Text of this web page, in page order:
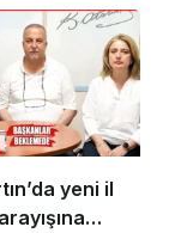
yeni il